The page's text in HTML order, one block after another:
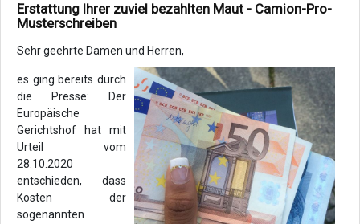
Erstattung Ihrer zuviel bezahlten Maut - Camion-Pro-
Musterschreiben
Sehr geehrte Damen und Herren,
es ging bereits durch
die Presse: Der
Europäische
Gerichtshof hat mit
Urteil vom
28.10.2020
entschieden, dass
Kosten der
sogenannten